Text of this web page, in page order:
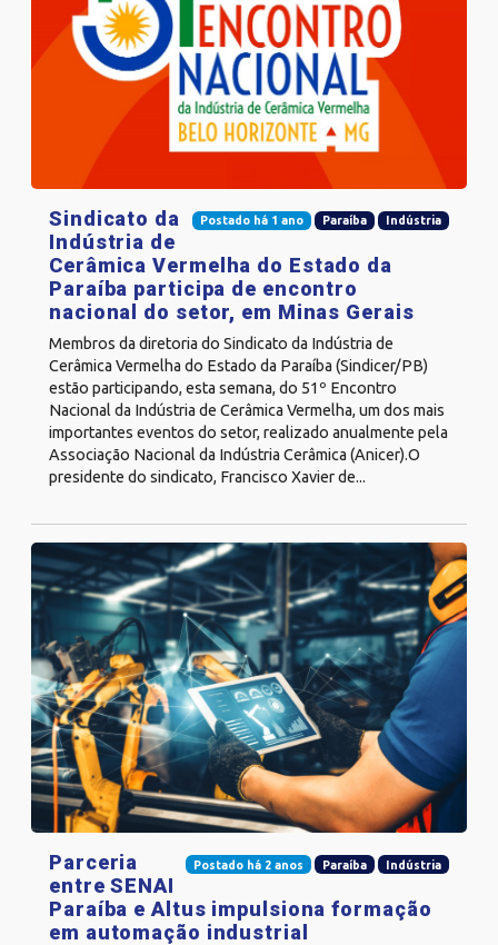
Postado há 1 ano Paraíba Indústria
Sindicato da
Indústria de
Cerâmica Vermelha do Estado da
Paraíba participa de encontro
nacional do setor, em Minas Gerais
Membros da diretoria do Sindicato da Indústria de
Cerâmica Vermelha do Estado da Paraíba (Sindicer/PB)
estão participando, esta semana, do 51º Encontro
Nacional da Indústria de Cerâmica Vermelha, um dos mais
importantes eventos do setor, realizado anualmente pela
Associação Nacional da Indústria Cerâmica (Anicer).O
presidente do sindicato, Francisco Xavier de...
Postado há 2 anos Paraíba Indústria
Parceria
entre SENAI
Paraíba e Altus impulsiona formação
em automação industrial